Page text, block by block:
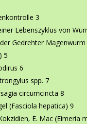
3
Lebenszyklus von
Gedrehter
5
6
spp. 7
circumcincta 8
(Fasciola hepatica) 9
E. Mac (Eimeria